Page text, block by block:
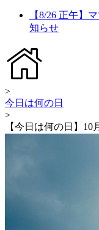
【8/26 正午】
知らせ
>
今日は何の日
>
【今日は何の日】10